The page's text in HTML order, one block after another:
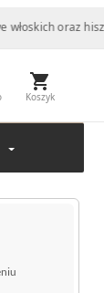
oraz
Koszyk